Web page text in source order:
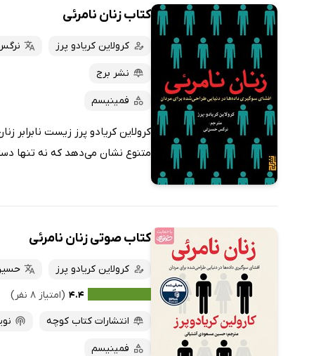
کتاب زنان نامرئی
کرولاین کریادو پرز
نشر برج
فمینیسم
کرولاین کریادو پرز زیست نابرابر
متنوع نشان می‌دهد که نه تنها
کتاب صوتی زنان نامرئی
کرولاین کریادو پرز
۴.۴ (امتیاز ۸ نفر)
انتشارات کتاب کوچه
فمینیسم